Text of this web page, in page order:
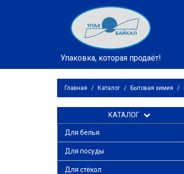
Упаковка, которая продаёт!
Главная / Каталог / Бытовая химия /
КАТАЛОГ
Для белья
Для посуды
Для стёкол